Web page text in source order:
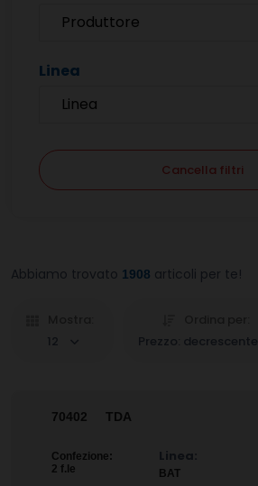
Produttore
Linea
Linea
Cancella filtri
Abbiamo trovato 1908 articoli per te!
12
Prezzo: decrescente
70402 TDA
Confezione:
2 f.le
Linea:
BAT